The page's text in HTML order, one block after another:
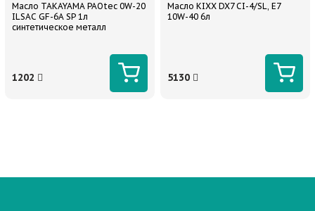
Масло TAKAYAMA PAOtec 0W-20
ILSAC GF-6A SP 1л
синтетическое металл
1202
Масло KIXX DX7 CI-4/SL, E7
10W-40 6л
5130